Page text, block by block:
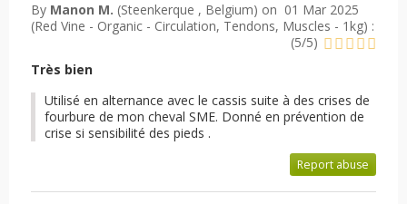
By Manon M. (Steenkerque , Belgium) on 01 Mar 2025
(Red Vine - Organic - Circulation, Tendons, Muscles - 1kg) :
(5/5)
Très bien
Utilisé en alternance avec le cassis suite à des crises de
fourbure de mon cheval SME. Donné en prévention de
crise si sensibilité des pieds .
Report abuse